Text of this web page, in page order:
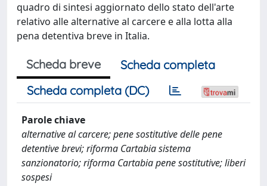
quadro di sintesi aggiornato dello stato dell'arte
relativo alle alternative al carcere e alla lotta alla
pena detentiva breve in Italia.
Scheda breve
Scheda completa
Scheda completa (DC)
Parole chiave
alternative al carcere; pene sostitutive delle pene
detentive brevi; riforma Cartabia sistema
sanzionatorio; riforma Cartabia pene sostitutive; liberi
sospesi